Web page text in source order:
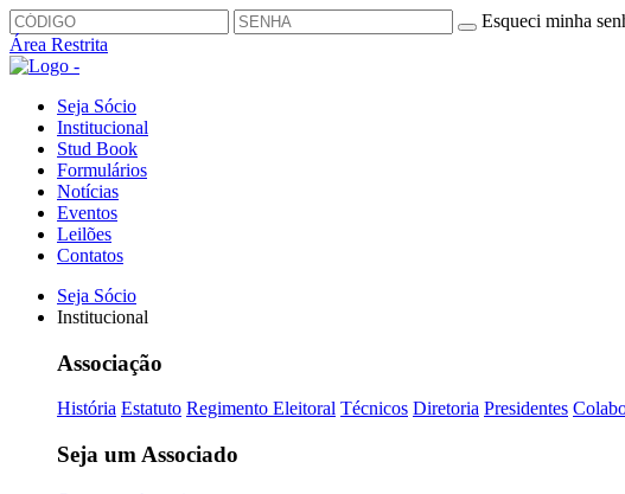
Esqueci minha
Área Restrita
Seja Sócio
Institucional
Stud Book
Formulários
Notícias
Eventos
Leilões
Contatos
Seja Sócio
Institucional
Associação
História Estatuto Regimento Eleitoral Técnicos Diretoria Presidentes
Seja um Associado